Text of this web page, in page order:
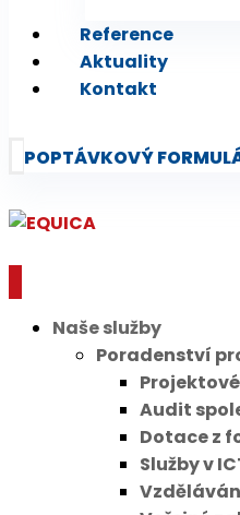
Reference
Aktuality
Kontakt
POPTÁVKOVÝ
Naše služby
Poradenství
Audit
Dotace z
Služby v